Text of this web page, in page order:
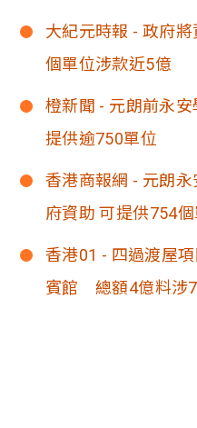
大紀元時報 - 政府
個單位涉款近5億
橙新聞 - 元朗前永
提供逾750單位
香港商報網 - 元朗
府資助 可提供754個
香港01 - 四過渡屋
賓館 總額4億料涉